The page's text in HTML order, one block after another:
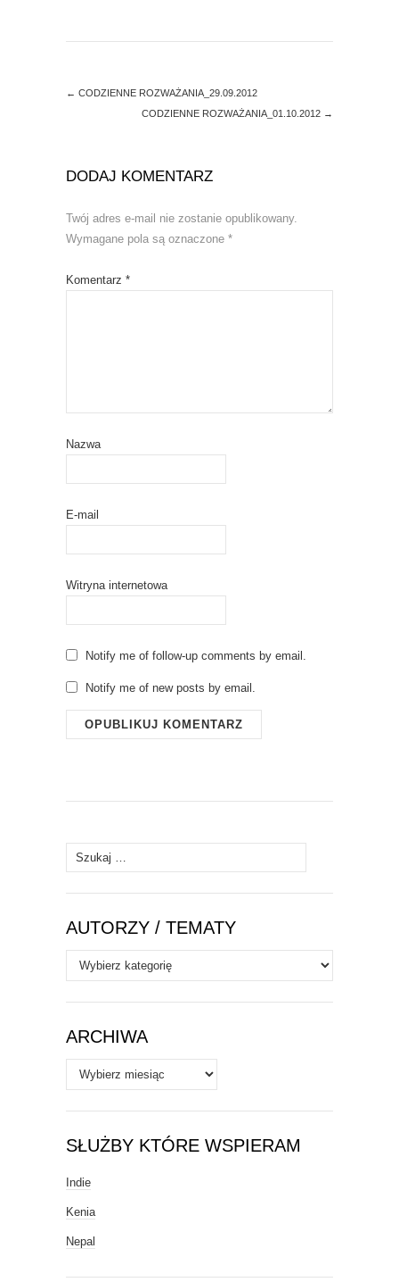
) w
← CODZIENNE ROZWAŻANIA_29.09.2012
CODZIENNE ROZWAŻANIA_01.10.2012 →
DODAJ KOMENTARZ
Twój adres e-mail nie zostanie opublikowany.
Wymagane pola są oznaczone *
Komentarz *
Nazwa
E-mail
Witryna internetowa
Notify me of follow-up comments by email.
Notify me of new posts by email.
Szukaj:
AUTORZY / TEMATY
Autorzy
/
Tematy
ARCHIWA
Archiwa
SŁUŻBY KTÓRE WSPIERAM
Indie
Kenia
Nepal